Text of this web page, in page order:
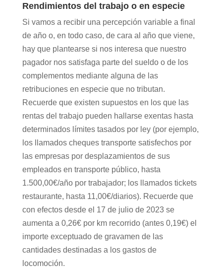
Rendimientos del trabajo o en especie
Si vamos a recibir una percepción variable a final
de año o, en todo caso, de cara al año que viene,
hay que plantearse si nos interesa que nuestro
pagador nos satisfaga parte del sueldo o de los
complementos mediante alguna de las
retribuciones en especie que no tributan.
Recuerde que existen supuestos en los que las
rentas del trabajo pueden hallarse exentas hasta
determinados límites tasados por ley (por ejemplo,
los llamados cheques transporte satisfechos por
las empresas por desplazamientos de sus
empleados en transporte público, hasta
1.500,00€/año por trabajador; los llamados tickets
restaurante, hasta 11,00€/diarios). Recuerde que
con efectos desde el 17 de julio de 2023 se
aumenta a 0,26€ por km recorrido (antes 0,19€) el
importe exceptuado de gravamen de las
cantidades destinadas a los gastos de
locomoción.